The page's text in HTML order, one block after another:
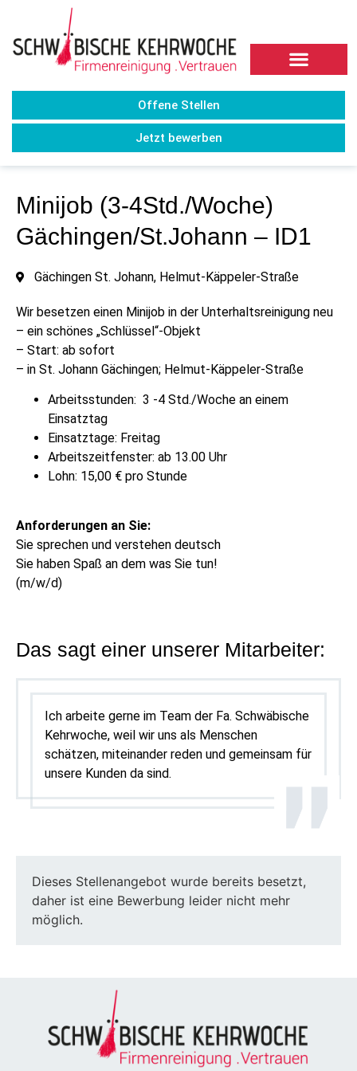
Offene Stellen
Jetzt bewerben
Minijob (3-4Std./Woche)
Gächingen/St.Johann – ID1
Gächingen St. Johann, Helmut-Käppeler-Straße
Wir besetzen einen Minijob in der Unterhaltsreinigung neu
– ein schönes „Schlüssel“-Objekt
– Start: ab sofort
– in St. Johann Gächingen; Helmut-Käppeler-Straße
Arbeitsstunden: 3 -4 Std./Woche an einem
Einsatztag
Einsatztage: Freitag
Arbeitszeitfenster: ab 13.00 Uhr
Lohn: 15,00 € pro Stunde
Anforderungen an Sie:
Sie sprechen und verstehen deutsch
Sie haben Spaß an dem was Sie tun!
(m/w/d)
Das sagt einer unserer Mitarbeiter:
Ich arbeite gerne im Team der Fa. Schwäbische
Kehrwoche, weil wir uns als Menschen
schätzen, miteinander reden und gemeinsam für
unsere Kunden da sind.
Dieses Stellenangebot wurde bereits besetzt,
daher ist eine Bewerbung leider nicht mehr
möglich.